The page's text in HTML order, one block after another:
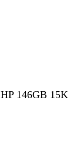
146GB 15K